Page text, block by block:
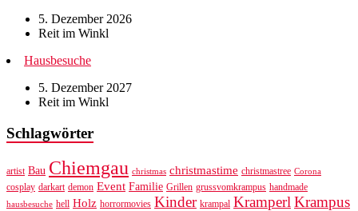
5. Dezember 2026
Reit im Winkl
Hausbesuche
5. Dezember 2027
Reit im Winkl
Schlagwörter
artist Bau Chiemgau christmas christmastime christmastree Corona
cosplay darkart demon Event Familie Grillen grussvomkrampus handmade
hausbesuche hell Holz horrormovies Kinder krampal Kramperl Krampus